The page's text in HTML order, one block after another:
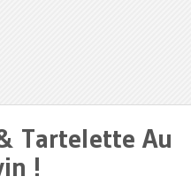
Tartelette Au
!